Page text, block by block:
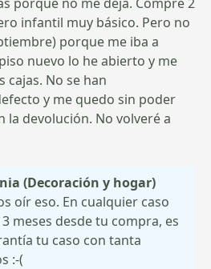
infantil muy básico. Pero no
porque me iba a
nuevo lo he abierto y me
cajas. No se han
y me quedo sin poder
la devolución. No volveré a
(Decoración y hogar)
oír eso. En cualquier caso
meses desde tu compra, es
tu caso con tanta
:-(